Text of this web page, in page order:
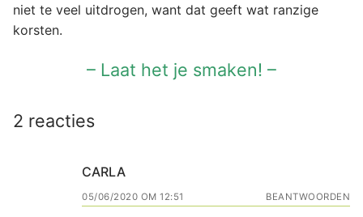
niet te veel uitdrogen, want dat geeft wat ranzige
korsten.
– Laat het je smaken! –
2 reacties
CARLA
05/06/2020 OM 12:51 BEANTWOORDEN